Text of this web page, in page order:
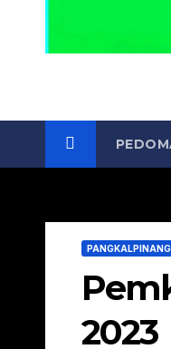
PANGKALPINANG
2023